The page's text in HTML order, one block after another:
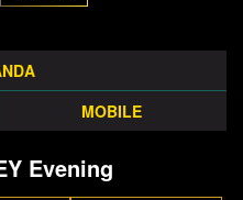
MOBILE
Evening